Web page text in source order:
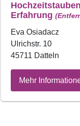
Erfahrung
Eva Osiadacz
Ulrichstr. 10
45711 Datteln
Mehr